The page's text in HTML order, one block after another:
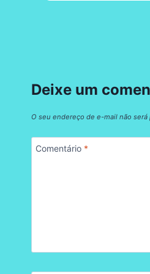
Deixe um
O seu endereço de e-mail não será
Comentário *